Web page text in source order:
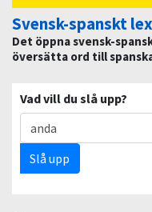
Svensk-spanskt
Det öppna svensk-
översätta ord till
Vad vill du slå upp?
Slå upp